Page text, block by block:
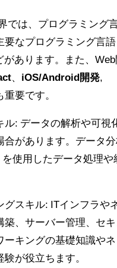
では、プログラミング
要なプログラミング言語
があります。また、
iOS/Android開発
要です。
ル: データの解析や可
合があります。データ
を使用したデータ処理
グスキル: ITインフラや
築、サーバー管理、セ
ーキングの基礎知識や
が役立ちます。